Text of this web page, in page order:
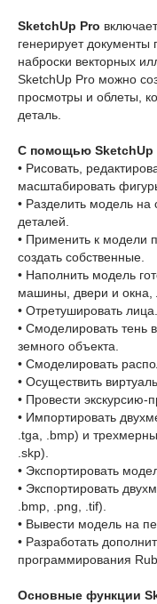
SketchUp Pro
генерирует документы
наброски векторных
SketchUp Pro можно
просмотры и облеты,
деталь.
С помощью SketchUp
• Рисовать,
масштабировать
• Разделить модель на
деталей.
• Применить к модели
создать собственные.
• Наполнить модель
машины, двери и окна,
• Отретушировать лица.
• Смоделировать тень
земного объекта.
• Смоделировать
• Осуществить
• Провести экскурсию-
• Импортировать
.tga, .bmp) и
.skp).
• Экспортировать
• Экспортировать
.bmp, .png, .tif).
• Вывести модель на
• Разработать
программирования
Основные функции